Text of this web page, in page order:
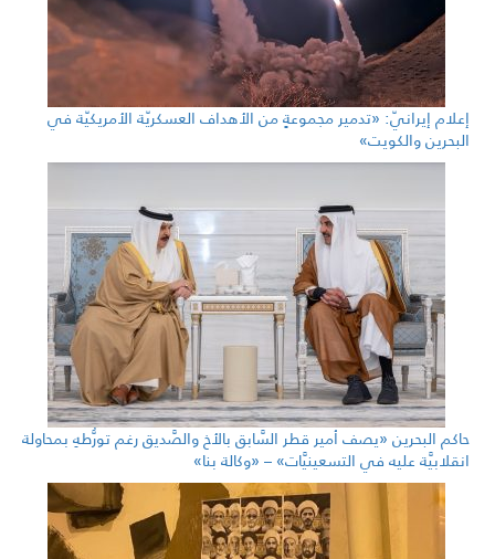
إعلام إيرانيّ: «تدمير مجموعةٍ من الأهداف العسكريّة الأمريكيّة في
البحرين والكويت»
حاكم البحرين «يصف أمير قطر السَّابق بالأخ والصَّديق رغم تورُّطهِ بمحاولة
انقلابيَّة عليه في التسعينيَّات» – «وكالة بنا»